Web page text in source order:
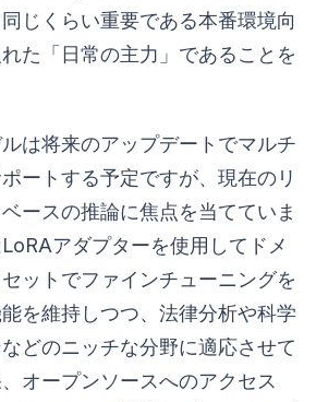
じくらい重要である本番環境向
た「日常の主力」であることを
は将来のアップデートでマルチ
ートする予定ですが、現在のリ
ースの推論に焦点を当てていま
アダプターを使用してドメ
ットでファインチューニングを
を維持しつつ、法律分析や科学
どのニッチな分野に適応させて
オープンソースへのアクセス